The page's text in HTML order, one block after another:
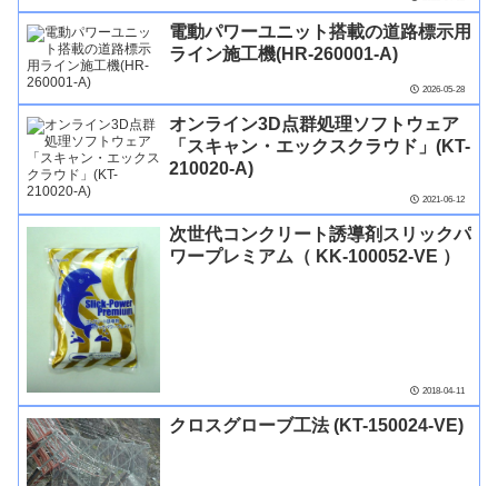
電動パワーユニット搭載の道路標示用
ライン施工機(HR-260001-A)
2026-05-28
オンライン3D点群処理ソフトウェア
「スキャン・エックスクラウド」(KT-
210020-A)
2021-06-12
次世代コンクリート誘導剤スリックパ
ワープレミアム（ KK-100052-VE ）
2018-04-11
クロスグローブ工法 (KT-150024-VE)